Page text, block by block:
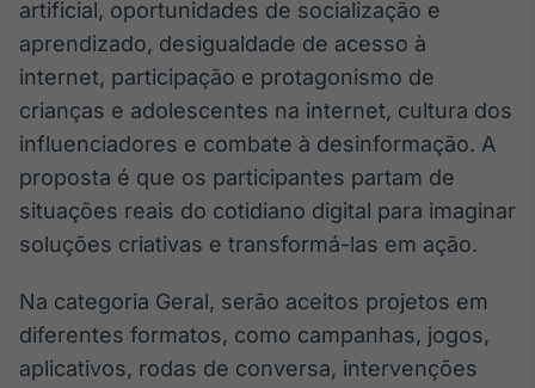
BroadFast
Em breve
artificial, oportunidades de socialização e
aprendizado, desigualdade de acesso à
internet, participação e protagonismo de
crianças e adolescentes na internet, cultura dos
influenciadores e combate à desinformação. A
proposta é que os participantes partam de
situações reais do cotidiano digital para imaginar
soluções criativas e transformá-las em ação.
Na categoria Geral, serão aceitos projetos em
diferentes formatos, como campanhas, jogos,
aplicativos, rodas de conversa, intervenções